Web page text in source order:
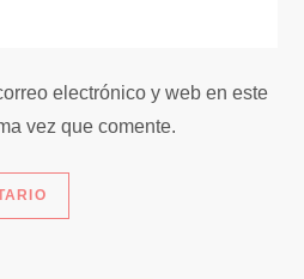
electrónico y web en este
vez que comente.